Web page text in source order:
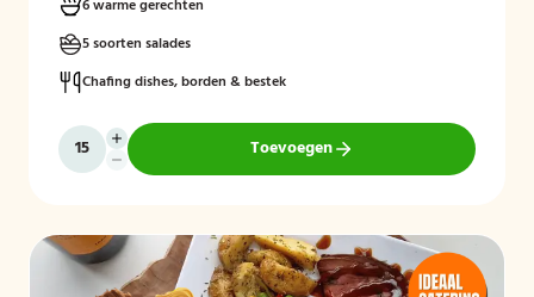
6 warme gerechten
5 soorten salades
Chafing dishes, borden & bestek
Toevoegen